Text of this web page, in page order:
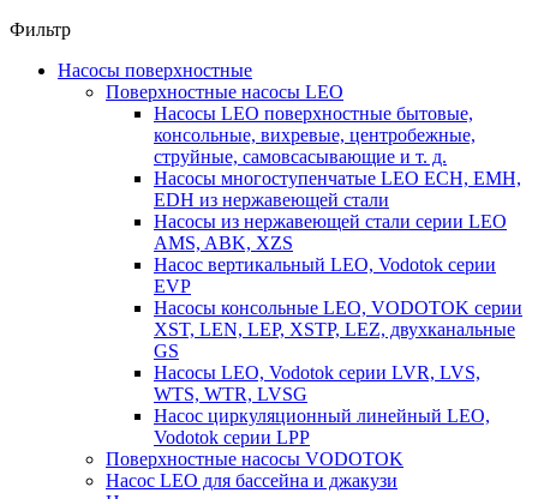
Фильтр
Насосы поверхностные
Поверхностные насосы LEO
Насосы LEO поверхностные бытовые,
консольные, вихревые, центробежные,
струйные, самовсасывающие и т. д.
Насосы многоступенчатые LEO ECH, EMH,
EDH из нержавеющей стали
Насосы из нержавеющей стали серии LEO
AMS, ABK, XZS
Насос вертикальный LEO, Vodotok серии
EVP
Насосы консольные LEO, VODOTOK серии
XST, LEN, LEP, XSTP, LEZ, двухканальные
GS
Насосы LEO, Vodotok серии LVR, LVS,
WTS, WTR, LVSG
Насос циркуляционный линейный LEO,
Vodotok серии LPP
Поверхностные насосы VODOTOK
Насос LEO для бассейна и джакузи